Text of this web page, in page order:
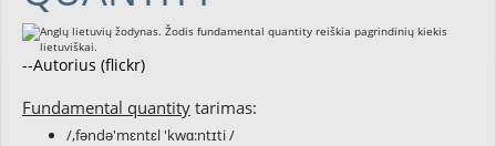
--Autorius (flickr)
Fundamental quantity tarimas:
/,fəndə'mɛntɛl 'kwɑ:ntɪti /